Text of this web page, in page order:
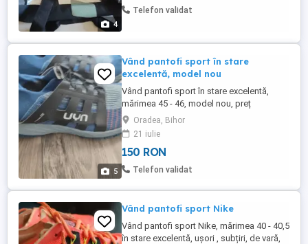
4
Telefon validat
5
Vând pantofi sport în stare
excelentă, model nou
Vând pantofi sport în stare excelentă,
mărimea 45 - 46, model nou, preț
avantajos!
Oradea, Bihor
21 iulie
150 RON
Telefon validat
Vând pantofi sport Nike
Vând pantofi sport Nike, mărimea 40 - 40,5
în stare excelentă, ușori , subțiri, de vară,